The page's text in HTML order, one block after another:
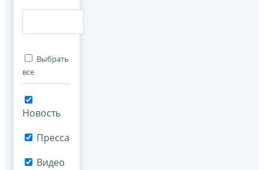
Выбрать
все
Новость
Пресса
Видео